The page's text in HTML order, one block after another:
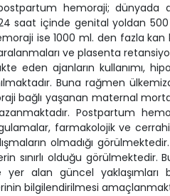
hemoraji; dünyada
saat içinde genital yoldan
ise 1000 ml. den fazla
ve plasenta
eden ajanların kullanımı,
Buna rağmen
bağlı yaşanan maternal
Postpartum
farmakolojik ve cerrahi
olmadığı
sınırlı olduğu
alan güncel yaklaşımları
bilgilendirilmesi